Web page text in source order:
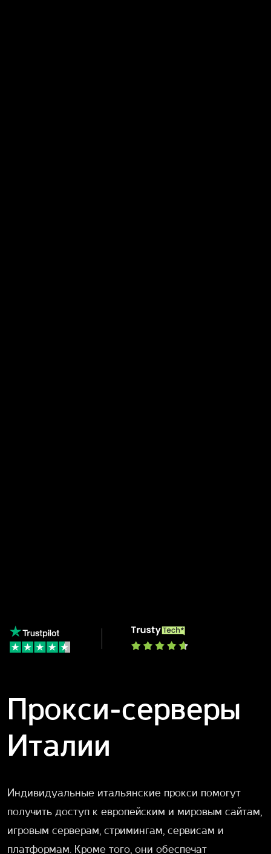
Прокси-серверы
Италии
Индивидуальные итальянские прокси помогут
получить доступ к европейским и мировым сайтам,
игровым серверам, стримингам, сервисам и
платформам. Кроме того, они обеспечат